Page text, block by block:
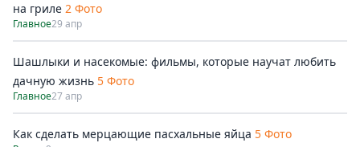
на гриле 2 Фото
Главное29 апр
Шашлыки и насекомые: фильмы, которые научат любить
дачную жизнь 5 Фото
Главное27 апр
Как сделать мерцающие пасхальные яйца 5 Фото